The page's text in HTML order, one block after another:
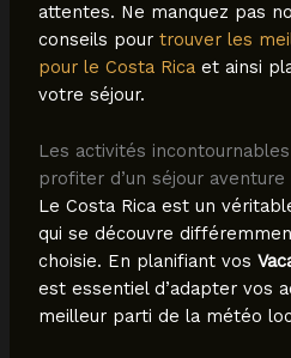
attentes. Ne manquez pas
conseils pour trouver les
pour le Costa Ricaet ainsi
votre séjour.
Les activités
profiter d’un séjour aventure
Le Costa Rica est un
qui se découvre
choisie. En planifiant vos
est essentiel d’adapter vos
meilleur parti de la météo